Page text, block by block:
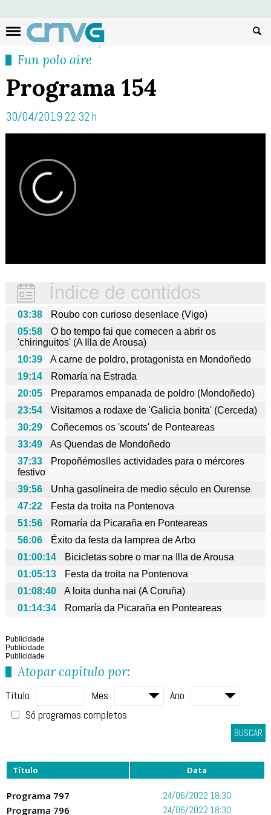
Fun polo aire
Programa 154
30/04/2019 22:32 h
Índice de contidos
03:38
Roubo con curioso desenlace (Vigo)
05:58
O bo tempo fai que comecen a abrir os
'chiringuitos' (A Illa de Arousa)
10:39
A carne de poldro, protagonista en Mondoñedo
19:14
Romaría na Estrada
20:05
Preparamos empanada de poldro (Mondoñedo)
23:54
Visitamos a rodaxe de 'Galicia bonita' (Cerceda)
30:29
Coñecemos os 'scouts' de Ponteareas
33:49
As Quendas de Mondoñedo
37:33
Propoñémoslles actividades para o mércores
festivo
39:56
Unha gasolineira de medio século en Ourense
47:22
Festa da troita na Pontenova
51:56
Romaría da Picaraña en Ponteareas
56:06
Éxito da festa da lamprea de Arbo
01:00:14
Bicicletas sobre o mar na Illa de Arousa
01:05:13
Festa da troita na Pontenova
01:08:40
A loita dunha nai (A Coruña)
01:14:34
Romaría da Picaraña en Ponteareas
Publicidade
Publicidade
Publicidade
Atopar capítulo por:
Título Mes
Ano
Só programas completos
BUSCAR
Título Data
Programa 797 24/06/2022 18:30
Programa 796 24/06/2022 18:30